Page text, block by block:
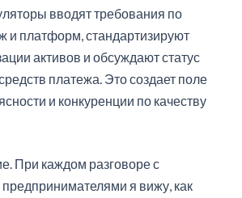
вводят требования по
и платформ, стандартизируют
активов и обсуждают статус
платежа. Это создает поле
и конкуренции по качеству
При каждом разговоре с
я вижу, как